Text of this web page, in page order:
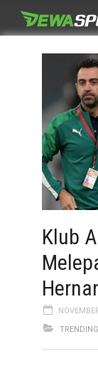
Klub
TRENDING